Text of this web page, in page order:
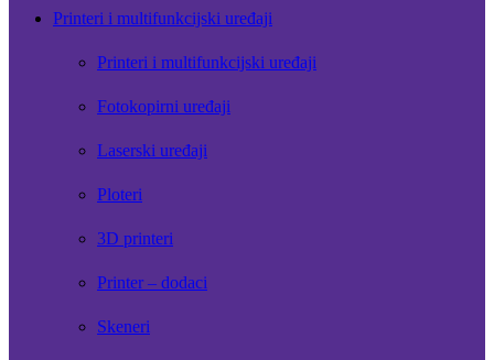
Printeri i multifunkcijski uređaji
Printeri i multifunkcijski uređaji
Fotokopirni uređaji
Laserski uređaji
Ploteri
3D printeri
Printer – dodaci
Skeneri